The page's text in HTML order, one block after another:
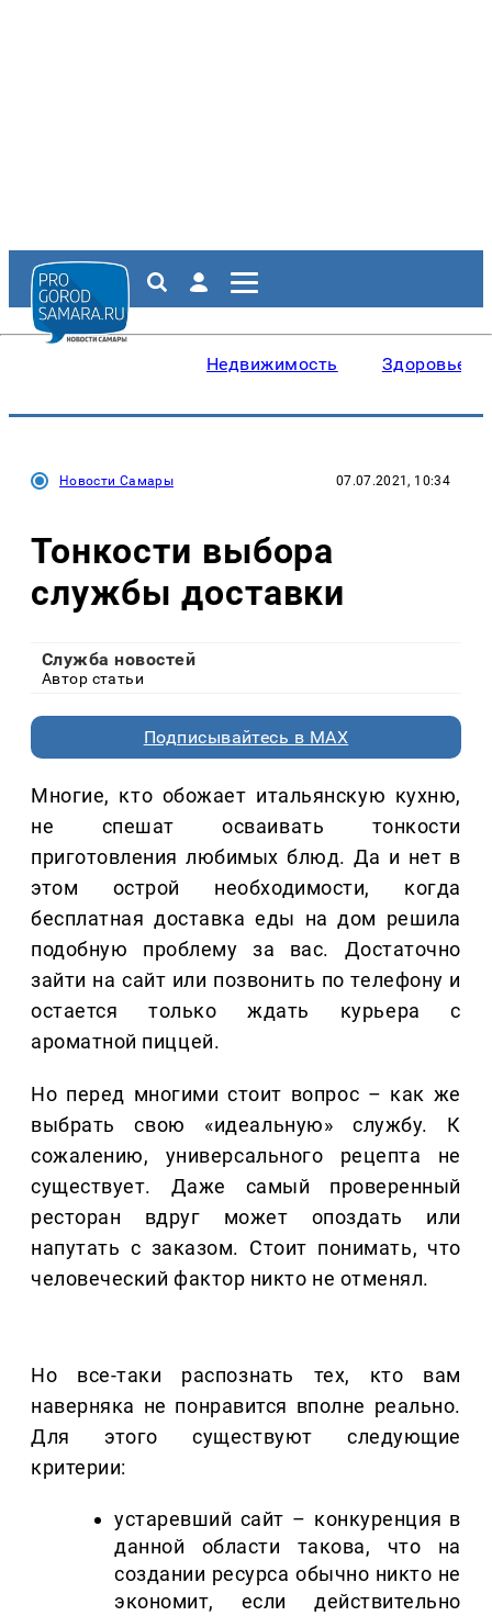
Недвижимость Здоровье
Новости Самары 07.07.2021, 10:34
Тонкости выбора
службы доставки
Служба новостей
Автор статьи
Подписывайтесь в MAX
Многие, кто обожает итальянскую кухню,
не спешат осваивать тонкости
приготовления любимых блюд. Да и нет в
этом острой необходимости, когда
бесплатная доставка еды на дом решила
подобную проблему за вас. Достаточно
зайти на сайт или позвонить по телефону и
остается только ждать курьера с
ароматной пиццей.
Но перед многими стоит вопрос – как же
выбрать свою «идеальную» службу. К
сожалению, универсального рецепта не
существует. Даже самый проверенный
ресторан вдруг может опоздать или
напутать с заказом. Стоит понимать, что
человеческий фактор никто не отменял.
Но все-таки распознать тех, кто вам
наверняка не понравится вполне реально.
Для этого существуют следующие
критерии:
устаревший сайт – конкуренция в
данной области такова, что на
создании ресурса обычно никто не
экономит, если действительно